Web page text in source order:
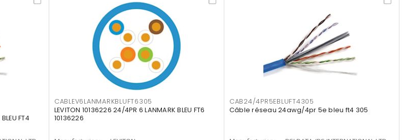
FT4
CABLEV6LANMARKBLUFT6305
LEVITON 10136226 24/4PR 6 LANMARK BLEU FT6
10136226
CAB24/4PR5EBLUFT4305
Câble réseau 24awg/4pr 5e bleu ft4 305